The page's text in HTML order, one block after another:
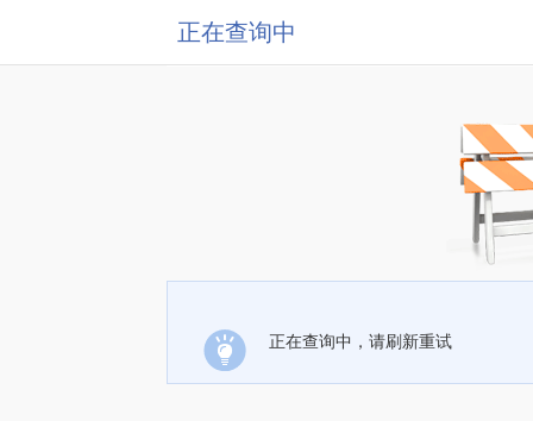
正在查询中
正在查询中，请刷新重试